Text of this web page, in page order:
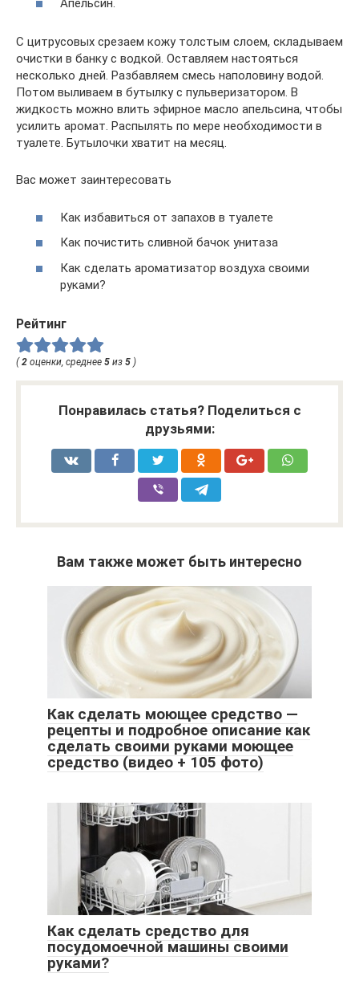
Апельсин.
С цитрусовых срезаем кожу толстым слоем, складываем
очистки в банку с водкой. Оставляем настояться
несколько дней. Разбавляем смесь наполовину водой.
Потом выливаем в бутылку с пульверизатором. В
жидкость можно влить эфирное масло апельсина, чтобы
усилить аромат. Распылять по мере необходимости в
туалете. Бутылочки хватит на месяц.
Вас может заинтересовать
Как избавиться от запахов в туалете
Как почистить сливной бачок унитаза
Как сделать ароматизатор воздуха своими
руками?
Рейтинг
(2 оценки, среднее 5 из 5 )
Понравилась статья? Поделиться с
друзьями:
Вам также может быть интересно
Как сделать моющее средство —
рецепты и подробное описание как
сделать своими руками моющее
средство (видео + 105 фото)
Как сделать средство для
посудомоечной машины своими
руками?